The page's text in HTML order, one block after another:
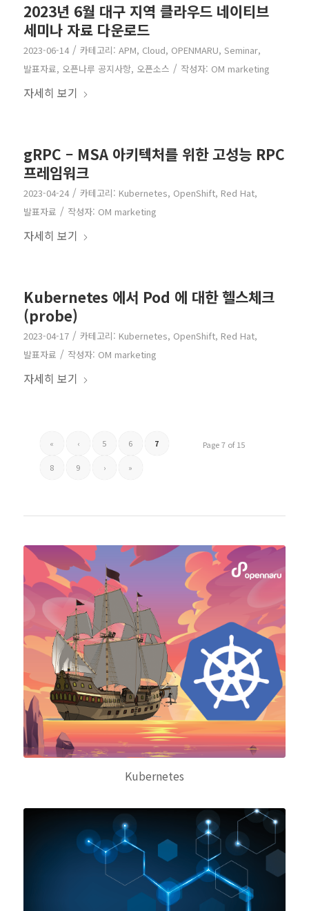
2023년 6월 대구 지역 클라우드 네이티브
세미나 자료 다운로드
2023-06-14 / 카테고리: APM, Cloud, OPENMARU, Seminar,
발표자료, 오픈나루 공지사항, 오픈소스 / 작성자: OM marketing
자세히 보기
gRPC – MSA 아키텍처를 위한 고성능 RPC
프레임워크
2023-04-24 / 카테고리: Kubernetes, OpenShift, Red Hat,
발표자료 / 작성자: OM marketing
자세히 보기
Kubernetes 에서 Pod 에 대한 헬스체크
(probe)
2023-04-17 / 카테고리: Kubernetes, OpenShift, Red Hat,
발표자료 / 작성자: OM marketing
자세히 보기
Page 7 of 15
« ‹ 5 6 7
8 9 › »
Kubernetes